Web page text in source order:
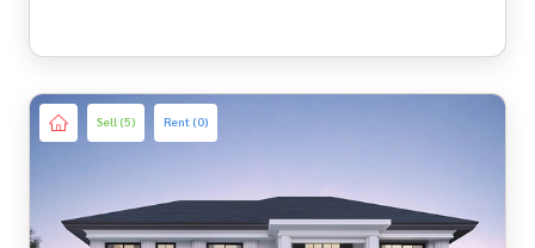
Sell (5) Rent (0)